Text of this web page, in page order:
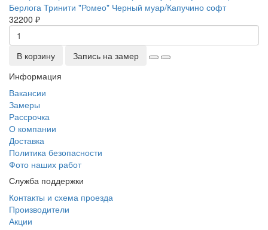
Берлога Тринити "Ромео" Черный муар/Капучино софт
32200 ₽
В корзину
Запись на замер
Информация
Вакансии
Замеры
Рассрочка
О компании
Доставка
Политика безопасности
Фото наших работ
Служба поддержки
Контакты и схема проезда
Производители
Акции